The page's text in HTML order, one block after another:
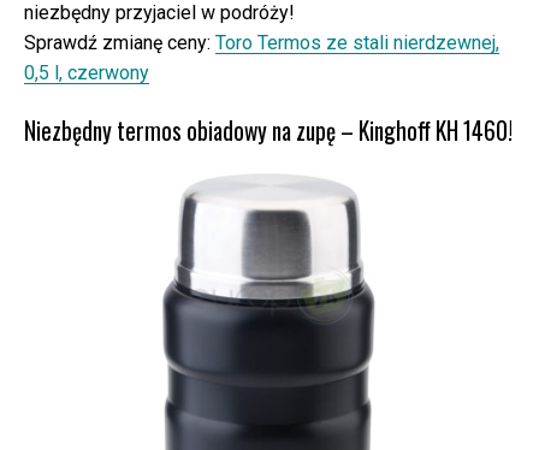
niezbędny przyjaciel w podróży!
Sprawdź zmianę ceny: Toro Termos ze stali nierdzewnej,
0,5 l, czerwony
Niezbędny termos obiadowy na zupę – Kinghoff KH 1460!